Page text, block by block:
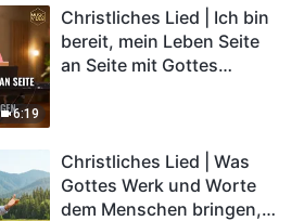
6:19
Christliches Lied | Ich bin
bereit, mein Leben Seite
an Seite mit Gottes
Christliches Lied | Was
Gottes Werk und Worte
dem Menschen bringen,